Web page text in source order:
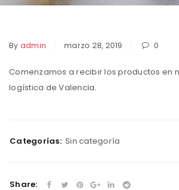
By admin marzo 28, 2019 0
Comenzamos a recibir los productos en
logística de Valencia.
Categorías: Sin categoría
Share: